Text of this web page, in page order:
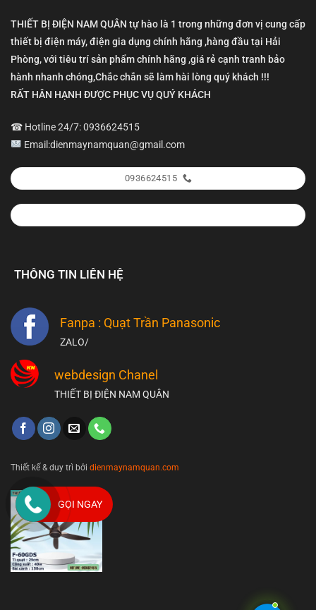
THIẾT BỊ ĐIỆN NAM QUÂN tự hào là 1 trong những đơn vị cung cấp
thiết bị điện máy, điện gia dụng chính hãng ,hàng đầu tại Hải
Phòng, với tiêu trí sản phẩm chính hãng ,giá rẻ cạnh tranh bảo
hành nhanh chóng,Chắc chắn sẽ làm hài lòng quý khách !!!
RẤT HÂN HẠNH ĐƯỢC PHỤC VỤ QUÝ KHÁCH
☎ Hotline 24/7: 0936624515
Email:dienmaynamquan@gmail.com
0936624515
THÔNG TIN LIÊN HỆ
Fanpa : Quạt Trần Panasonic
ZALO/
webdesign Chanel
THIẾT BỊ ĐIỆN NAM QUÂN
Thiết kế & duy trì bởi dienmaynamquan.com
GỌI NGAY